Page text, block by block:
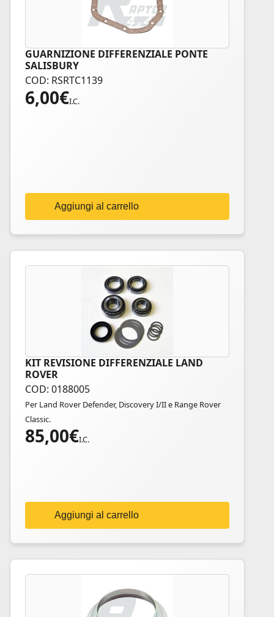
GUARNIZIONE DIFFERENZIALE PONTE
SALISBURY
COD: RSRTC1139
6,00€I.C.
Aggiungi al carrello
KIT REVISIONE DIFFERENZIALE LAND
ROVER
COD: 0188005
Per Land Rover Defender, Discovery I/II e Range Rover
Classic.
85,00€I.C.
Aggiungi al carrello